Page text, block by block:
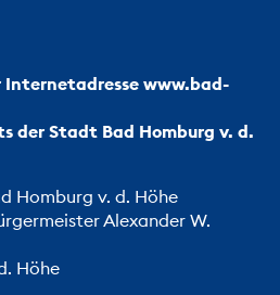
www.bad-
der Stadt Bad Homburg v. d.
Homburg v. d. Höhe
Alexander W.
Höhe